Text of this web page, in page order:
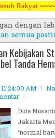
dengan
semua
Kebijakan
Tanda
AM
Duta
Jakarta
‘normal